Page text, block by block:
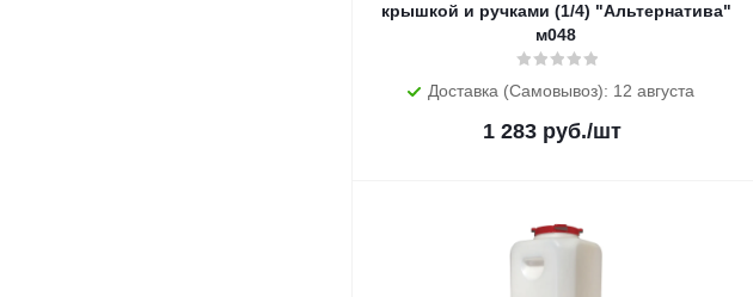
крышкой и ручками (1/4) "Альтернатива"
м048
Доставка (Самовывоз): 12 августа
1 283руб./шт